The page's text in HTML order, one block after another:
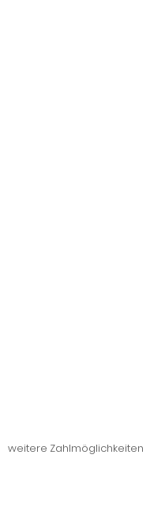
weitere Zahlmöglichkeiten